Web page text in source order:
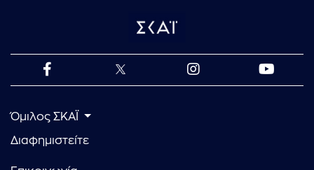
Όμιλος ΣΚΑΪ
Διαφημιστείτε